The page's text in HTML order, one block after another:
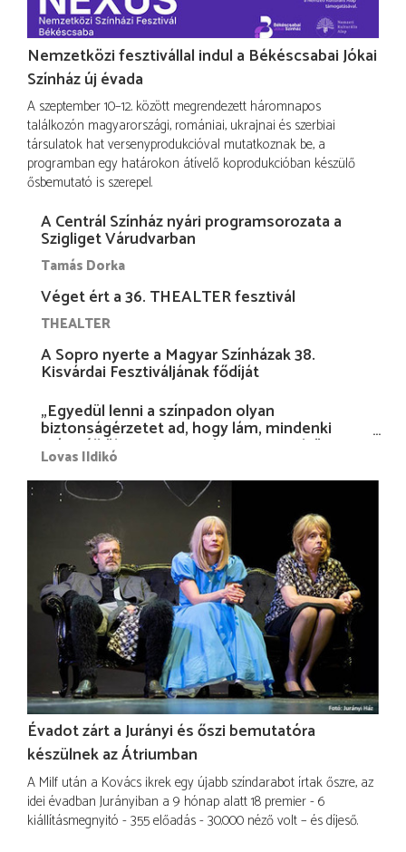
Nemzetközi fesztivállal indul a Békéscsabai Jókai
Színház új évada
A szeptember 10–12. között megrendezett háromnapos
találkozón magyarországi, romániai, ukrajnai és szerbiai
társulatok hat versenyprodukcióval mutatkoznak be, a
programban egy határokon átívelő koprodukcióban készülő
ősbemutató is szerepel.
A Centrál Színház nyári programsorozata a
Szigliget Várudvarban
Tamás Dorka
Véget ért a 36. THEALTER fesztivál
THEALTER
A Sopro nyerte a Magyar Színházak 38.
Kisvárdai Fesztiváljának fődíját
„Egyedül lenni a színpadon olyan
biztonságérzetet ad, hogy lám, mindenki
más nélkül is megvagyok magammal…”
Lovas Ildikó
Évadot zárt a Jurányi és őszi bemutatóra
készülnek az Átriumban
A Milf után a Kovács ikrek egy újabb színdarabot írtak őszre, az
idei évadban Jurányiban a 9 hónap alatt 18 premier - 6
kiállításmegnyitó - 355 előadás - 30.000 néző volt – és díjeső.